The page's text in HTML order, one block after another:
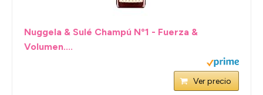
Nuggela & Sulé Champú Nº1 - Fuerza &
Volumen....
Ver precio